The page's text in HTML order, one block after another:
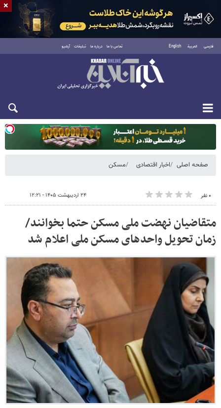
فارسی العربية English تماس با ما درباره ما تبلیغات آرشیو
یکشنبه ۱۸ مرداد ۱۴۰۵
صفحه اصلی اخبار اقتصادی مسکن
۰ نفر ۲۴ اردیبهشت ۱۴۰۵ - ۱۲:۲۱
متقاضیان نهضت ملی مسکن حتما بخوانند/
زمان تحویل واحدهای مسکن ملی اعلام شد
×